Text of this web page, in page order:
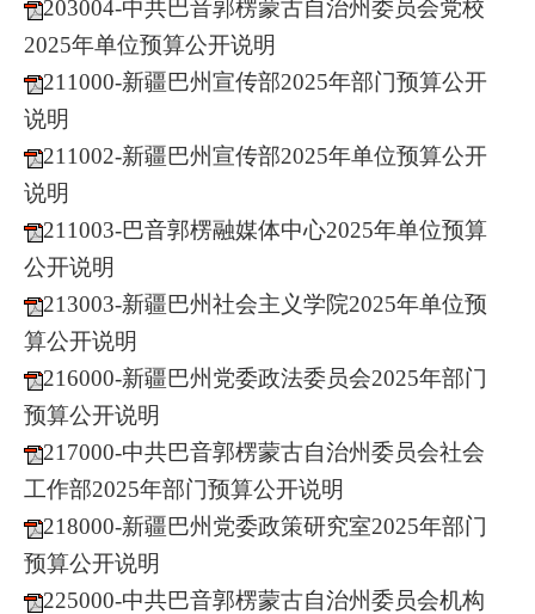
203004-中共巴音郭楞蒙古自治州委员会党校
2025年单位预算公开说明
211000-新疆巴州宣传部2025年部门预算公开
说明
211002-新疆巴州宣传部2025年单位预算公开
说明
211003-巴音郭楞融媒体中心2025年单位预算
公开说明
213003-新疆巴州社会主义学院2025年单位预
算公开说明
216000-新疆巴州党委政法委员会2025年部门
预算公开说明
217000-中共巴音郭楞蒙古自治州委员会社会
工作部2025年部门预算公开说明
218000-新疆巴州党委政策研究室2025年部门
预算公开说明
225000-中共巴音郭楞蒙古自治州委员会机构